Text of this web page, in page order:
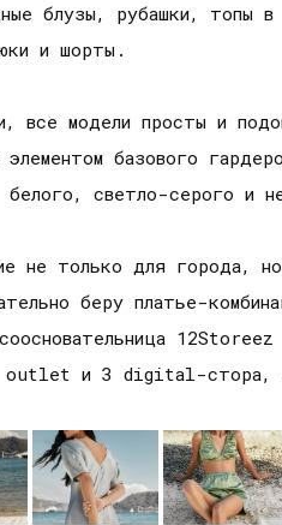
блузы, рубашки, топы
и шорты.
все модели просты и
элементом базового
белого, светло-серого и
не только для города,
беру платье-
outlet и 3 digital-стора, а